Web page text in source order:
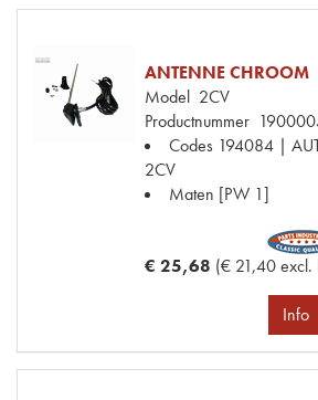
ANTENNE CHROOM
Model 2CV
Productnummer
Codes 194084 |
2CV
Maten [PW 1]
€ 25,68 (€ 21,40 excl.
Info